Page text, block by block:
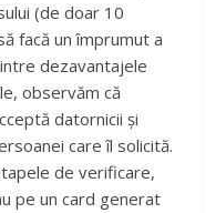
(de doar 10
facă un împrumut a
dezavantajele
observăm că
datornicii și
care îl solicită.
de verificare,
pe un card generat